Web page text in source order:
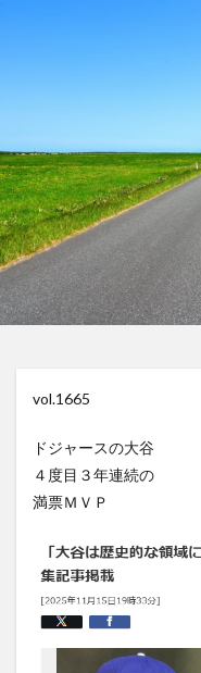
vol.1665
ドジャースの大谷
４度目３年連続の
満票ＭＶＰ